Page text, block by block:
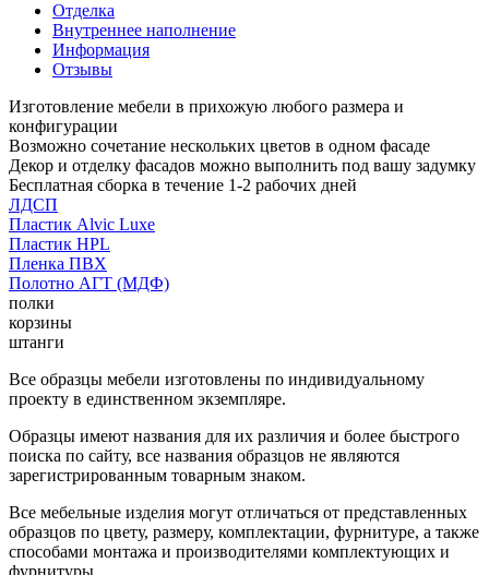
Отделка
Внутреннее наполнение
Информация
Отзывы
Изготовление мебели в прихожую любого размера и
конфигурации
Возможно сочетание нескольких цветов в одном фасаде
Декор и отделку фасадов можно выполнить под вашу задумку
Бесплатная сборка в течение 1-2 рабочих дней
ЛДСП
Пластик Alvic Luxe
Пластик HPL
Пленка ПВХ
Полотно АГТ (МДФ)
полки
корзины
штанги
Все образцы мебели изготовлены по индивидуальному
проекту в единственном экземпляре.
Образцы имеют названия для их различия и более быстрого
поиска по сайту, все названия образцов не являются
зарегистрированным товарным знаком.
Все мебельные изделия могут отличаться от представленных
образцов по цвету, размеру, комплектации, фурнитуре, а также
способами монтажа и производителями комплектующих и
фурнитуры.